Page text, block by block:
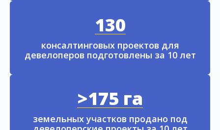
130
консалтинговых проектов для
девелоперов подготовлены за 10 лет
>175 га
земельных участков продано под